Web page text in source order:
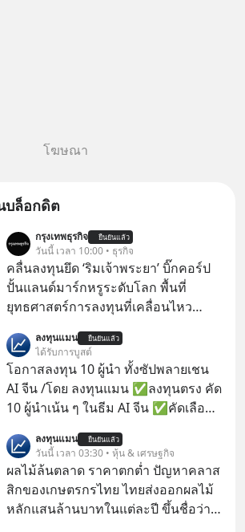
โฆษณา
บล็อกดิต
กรุงเทพธุรกิจ ยืนยันแล้ว
วันนี้ เวลา 10:00 • ธุรกิจ
คลื่นลงทุนยึด ‘ริมเจ้าพระยา’ บิ๊กคอร์ป
ปั้นแลนด์มาร์กหรูระดับโลก พื้นที่
ยุทธศาสตร์การลงทุนที่เคลื่อนไหว
แม่น้ำเจ้าพระยา” นับเป็นคลื่นการลงทุน
ลูกที่ 2 ในการพัฒนาการท่องเที่ยว 2 ฝั่ง
แม่น้ำเจ้าพระยา ต่อจาก “ไอคอนสยาม
โมเดล” ภายใต้ 3 พันธมิตรร่วมทุน
บริษัท สยามพิวรรธน์ จำกัด, แมกโนเลีย
ควอลิตี้ ดีเวล็อปเม้นต์ คอร์ปอเรชั่น และ
เครือเจริญโภคภัณฑ์
ลงทุนแมน ยืนยันแล้ว
ได้รับการบูสต์
โอกาสลงทุน 10 ผู้นำ ทั้งซัปพลายเชน
AI จีน /โดย ลงทุนแมน ✅ลงทุนตรง คัด
10 ผู้นำเน้น ๆ ในธีม AI จีน ✅คัดเลือก
เจ้าของผู้นำ AI จีน ตั้งแต่โรงงานผลิตชิป
หน่วยความจำ โมเดล AI ยันหุ่นยนต์
✅ได้การรับยกเว้นภาษี Capital Gain
ตามกฎหมายภาษีของประเทศไทย
ลงทุนแมน ยืนยันแล้ว
วันนี้ เวลา 03:30 • หุ้น & เศรษฐกิจ
ผลไม้ล้นตลาด ราคาตกต่ำ ปัญหาคลาส
สิกของเกษตรกรไทย ไทยส่งออกผลไม้
หลักแสนล้านบาทในแต่ละปี ขึ้นชื่อว่า